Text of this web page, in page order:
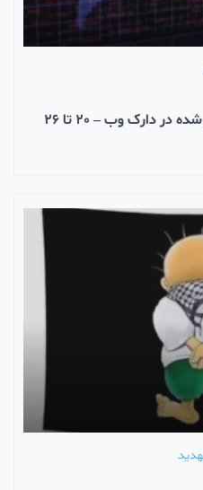
نگاه هفتگی به حملات منتشر شده در دارک وب – 20 تا 26